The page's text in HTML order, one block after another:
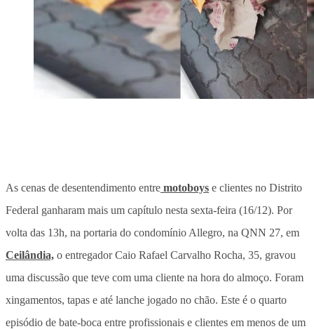
As cenas de desentendimento entre motoboys e clientes no Distrito
Federal ganharam mais um capítulo nesta sexta-feira (16/12). Por
volta das 13h, na portaria do condomínio Allegro, na QNN 27, em
Ceilândia, o entregador Caio Rafael Carvalho Rocha, 35, gravou
uma discussão que teve com uma cliente na hora do almoço. Foram
xingamentos, tapas e até lanche jogado no chão. Este é o quarto
episódio de bate-boca entre profissionais e clientes em menos de um